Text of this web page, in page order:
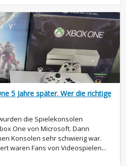
5 Jahre später. Wer die richtige
die Spielekonsolen
One von Microsoft. Dann
Konsolen sehr schwierig war.
waren Fans von Videospielen...